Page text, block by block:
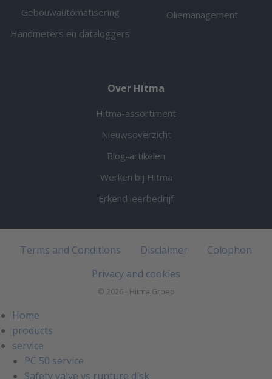
Gebouwautomatisering
Handmeters en dataloggers
Oliemanagement
Over Hitma
Hitma-assortiment
Nieuwsoverzicht
Blog-artikelen
Werken bij Hitma
Erkend leerbedrijf
Terms and Conditions Disclaimer
Colophon
Privacy and cookies
© 2026 - Hitma Groep
Home
products
service
PC 50 service
Safety valve vs rupture disk